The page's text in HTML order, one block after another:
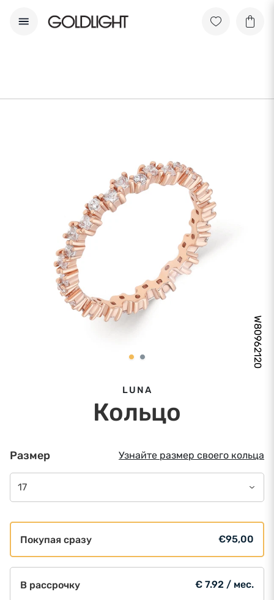
W80962120
LUNA
Кольцо
Размер Узнайте размер своего кольца
17
Покупая сразу €95,00
В рассрочку € 7.92 / мес.